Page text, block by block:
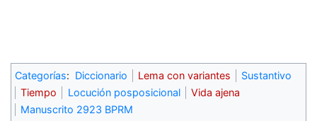
Categorías: Diccionario Lema con variantes
Sustantivo
Tiempo
Locución posposicional
Vida ajena
Manuscrito 2923 BPRM